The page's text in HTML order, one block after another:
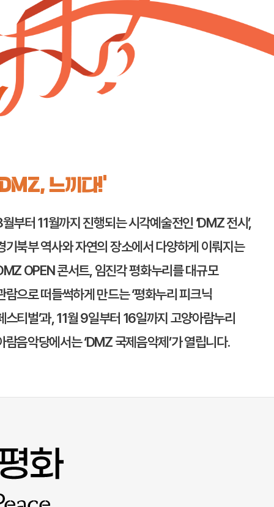
‘DMZ, 느끼다!’
부터 11월까지 진행되는 시각예술전인 ‘DMZ 전시’,
기북부 역사와 자연의 장소에서 다양하게 이뤄지는
OPEN 콘서트,임진각 평화누리를 대규모
람으로 떠들썩하게 만드는 ‘평화누리 피크닉
스티벌’과, 11월 9일부터 16일까지 고양아람누리
람음악당에서는 ‘DMZ 국제음악제’가 열립니다.